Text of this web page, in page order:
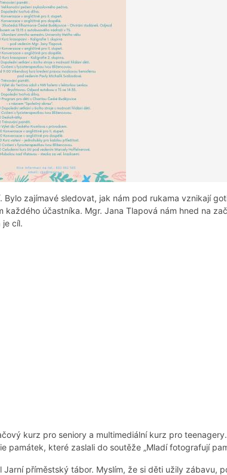
Bylo zajímavé sledovat, jak nám pod rukama vznikají
účastníka. Mgr. Jana Tlapová nám hned na
je cíl.
kurz pro seniory a multimediální kurz pro
památek, které zaslali do soutěže „Mladí fotografují
příměstský tábor. Myslím, že si děti užily zábavu,